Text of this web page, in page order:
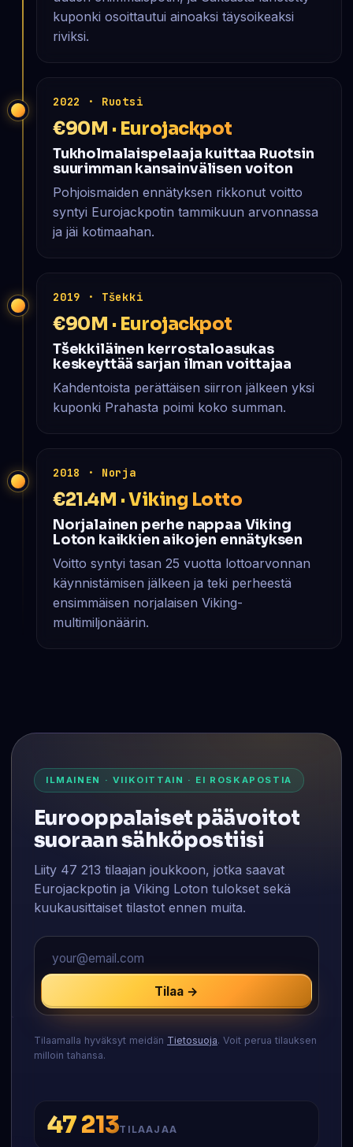
kuponki osoittautui ainoaksi täysoikeaksi
riviksi.
2022 · Ruotsi
€90M · Eurojackpot
Tukholmalaispelaaja kuittaa Ruotsin
suurimman kansainvälisen voiton
Pohjoismaiden ennätyksen rikkonut voitto
syntyi Eurojackpotin tammikuun arvonnassa
ja jäi kotimaahan.
2019 · Tšekki
€90M · Eurojackpot
Tšekkiläinen kerros­talo­asukas
keskeyttää sarjan ilman voittajaa
Kahdentoista perättäisen siirron jälkeen yksi
kuponki Prahasta poimi koko summan.
2018 · Norja
€21.4M · Viking Lotto
Norjalainen perhe nappaa Viking
Loton kaikkien aikojen ennätyksen
Voitto syntyi tasan 25 vuotta lottoarvonnan
käynnistämisen jälkeen ja teki perheestä
ensimmäisen norjalaisen Viking-
multimiljonäärin.
ILMAINEN · VIIKOITTAIN · EI ROSKAPOSTIA
Eurooppalaiset päävoitot
suoraan sähköpostiisi
Liity 47 213 tilaajan joukkoon, jotka saavat
Eurojackpotin ja Viking Loton tulokset sekä
kuukausittaiset tilastot ennen muita.
Tilaa →
Tilaamalla hyväksyt meidän Tietosuoja. Voit perua tilauksen
milloin tahansa.
47 213TILAAJAA